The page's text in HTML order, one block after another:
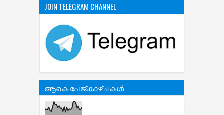
JOIN TELEGRAM CHANNEL
ആകെ പേജ്‌കാഴ്‌ചകള്‍